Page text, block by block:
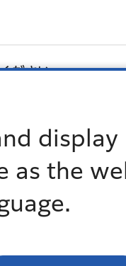
display
as the
ださい。
ください。タグ付け